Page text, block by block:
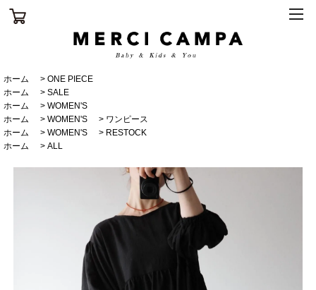
ホーム > ONE PIECE
ホーム
> SALE
ホーム
> WOMEN'S
ホーム
> WOMEN'S > ワンピース
ホーム
> WOMEN'S > RESTOCK
ホーム
> ALL